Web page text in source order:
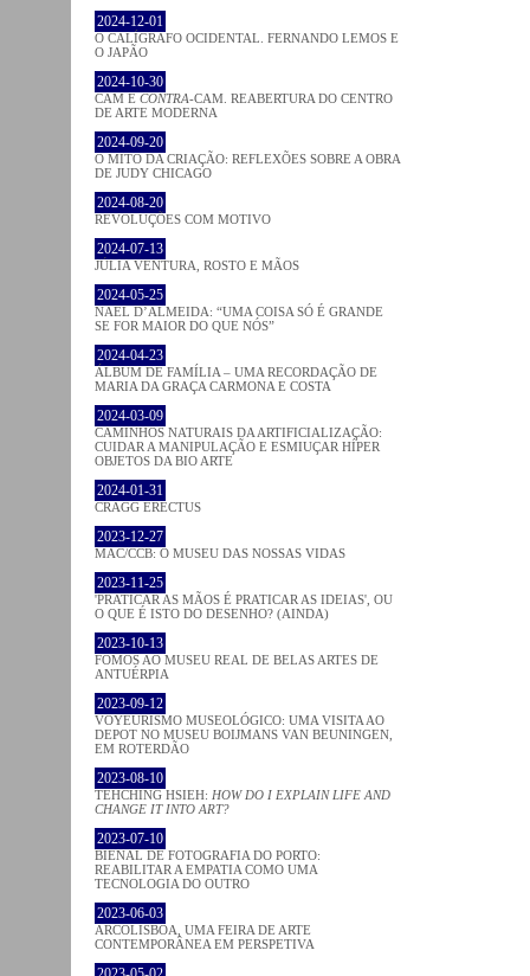
2024-12-01
O CALÍGRAFO OCIDENTAL. FERNANDO LEMOS E
O JAPÃO
2024-10-30
CAM E CONTRA-CAM. REABERTURA DO CENTRO
DE ARTE MODERNA
2024-09-20
O MITO DA CRIAÇÃO: REFLEXÕES SOBRE A OBRA
DE JUDY CHICAGO
2024-08-20
REVOLUÇÕES COM MOTIVO
2024-07-13
JÚLIA VENTURA, ROSTO E MÃOS
2024-05-25
NAEL D’ALMEIDA: “UMA COISA SÓ É GRANDE
SE FOR MAIOR DO QUE NÓS”
2024-04-23
ÁLBUM DE FAMÍLIA – UMA RECORDAÇÃO DE
MARIA DA GRAÇA CARMONA E COSTA
2024-03-09
CAMINHOS NATURAIS DA ARTIFICIALIZAÇÃO:
CUIDAR A MANIPULAÇÃO E ESMIUÇAR HÍPER
OBJETOS DA BIO ARTE
2024-01-31
CRAGG ERECTUS
2023-12-27
MAC/CCB: O MUSEU DAS NOSSAS VIDAS
2023-11-25
'PRATICAR AS MÃOS É PRATICAR AS IDEIAS', OU
O QUE É ISTO DO DESENHO? (AINDA)
2023-10-13
FOMOS AO MUSEU REAL DE BELAS ARTES DE
ANTUÉRPIA
2023-09-12
VOYEURISMO MUSEOLÓGICO: UMA VISITA AO
DEPOT NO MUSEU BOIJMANS VAN BEUNINGEN,
EM ROTERDÃO
2023-08-10
TEHCHING HSIEH: HOW DO I EXPLAIN LIFE AND
CHANGE IT INTO ART?
2023-07-10
BIENAL DE FOTOGRAFIA DO PORTO:
REABILITAR A EMPATIA COMO UMA
TECNOLOGIA DO OUTRO
2023-06-03
ARCOLISBOA, UMA FEIRA DE ARTE
CONTEMPORÂNEA EM PERSPETIVA